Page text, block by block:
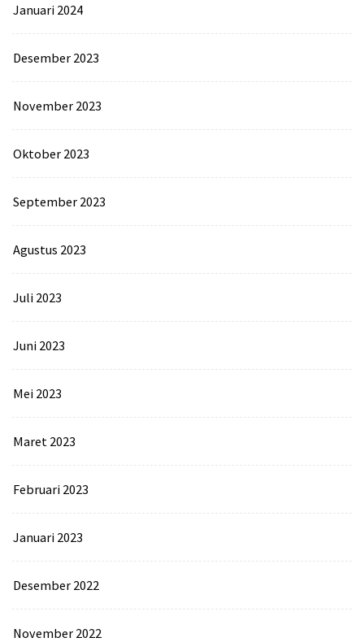
Januari 2024
Desember 2023
November 2023
Oktober 2023
September 2023
Agustus 2023
Juli 2023
Juni 2023
Mei 2023
Maret 2023
Februari 2023
Januari 2023
Desember 2022
November 2022